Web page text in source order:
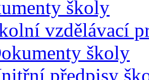
školy
vzdělávací
školy
předpisy